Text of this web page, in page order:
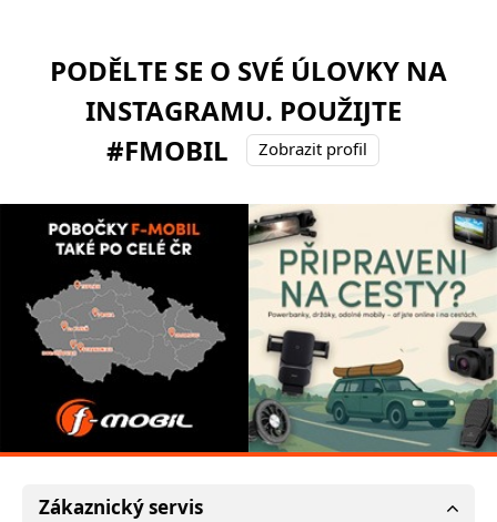
PODĚLTE SE O SVÉ ÚLOVKY NA
INSTAGRAMU. POUŽIJTE
#FMOBIL
Zobrazit profil
Zákaznický servis